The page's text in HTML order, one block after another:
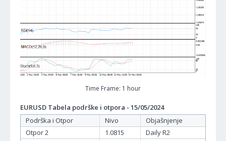
Time Frame: 1 hour
EURUSD Tabela podrške i otpora - 15/05/2024
Podrška i Otpor
Nivo
Objašnjenje
Otpor 2
1.0815
Daily R2